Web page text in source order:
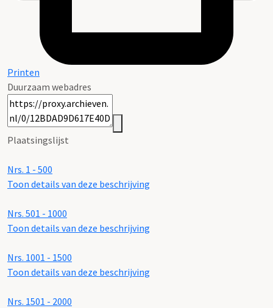
Printen
Duurzaam webadres
Plaatsingslijst
Nrs. 1 - 500
Toon details van deze beschrijving
Nrs. 501 - 1000
Toon details van deze beschrijving
Nrs. 1001 - 1500
Toon details van deze beschrijving
Nrs. 1501 - 2000